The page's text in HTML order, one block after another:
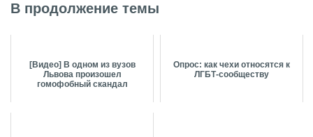
В продолжение темы
[Видео] В одном из вузов
Львова произошел
гомофобный скандал
Опрос: как чехи относятся к
ЛГБТ-сообществу